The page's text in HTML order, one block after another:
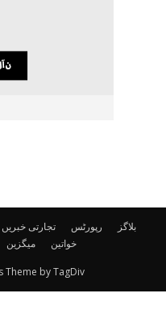
تجارتی خبریں رپورٹس
بلاگز
میگزین خواتین
by TagDiv